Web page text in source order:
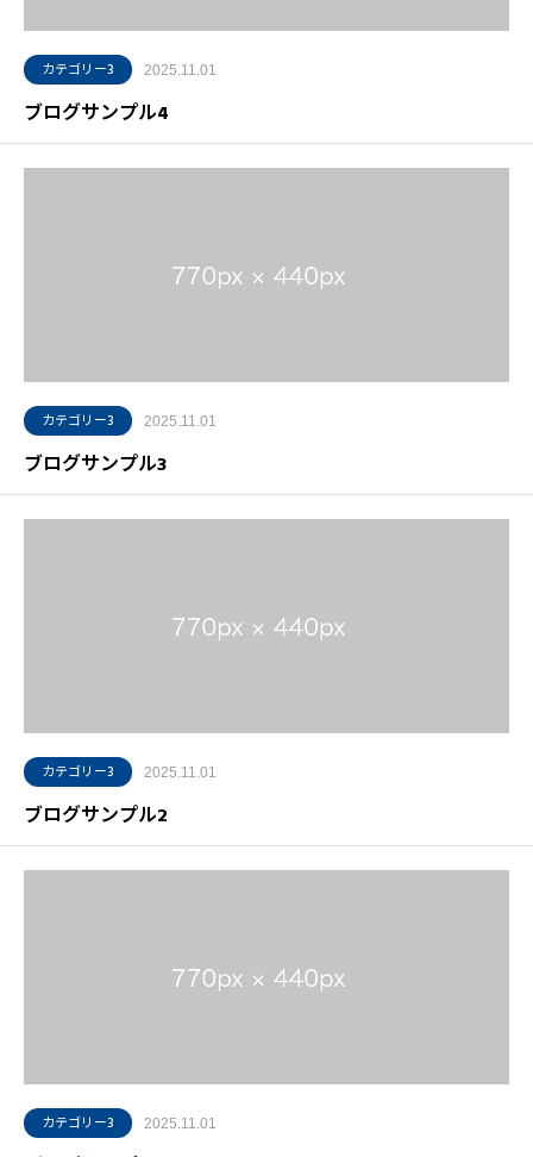
カテゴリー3 2025.11.01
ブログサンプル4
カテゴリー3 2025.11.01
ブログサンプル3
カテゴリー3 2025.11.01
ブログサンプル2
カテゴリー3 2025.11.01